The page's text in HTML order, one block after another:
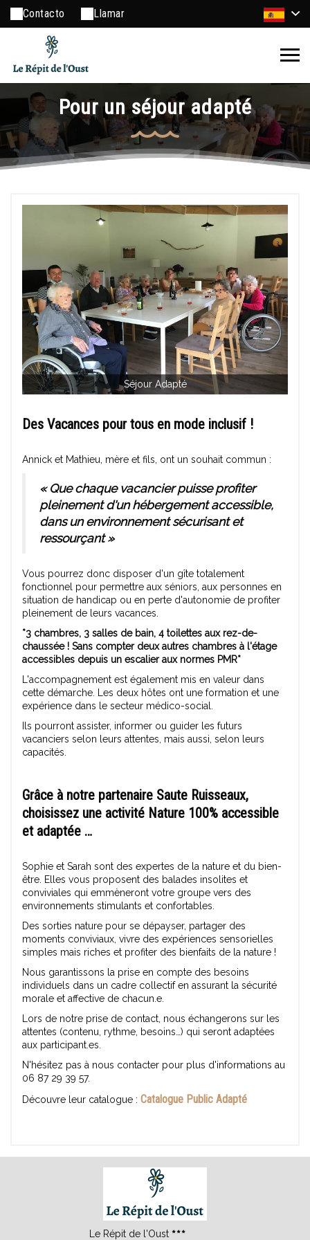
Contacto Llamar
Pour un séjour adapté
Séjour Adapté
Des Vacances pour tous en mode inclusif !
Annick et Mathieu, mère et fils, ont un souhait commun :
« Que chaque vacancier puisse profiter
pleinement d'un hébergement accessible,
dans un environnement sécurisant et
ressourçant »
Vous pourrez donc disposer d'un gîte totalement
fonctionnel pour permettre aux séniors, aux personnes en
situation de handicap ou en perte d'autonomie de profiter
pleinement de leurs vacances.
*3 chambres, 3 salles de bain, 4 toilettes aux rez-de-
chaussée ! Sans compter deux autres chambres à l'étage
accessibles depuis un escalier aux normes PMR*
L'accompagnement est également mis en valeur dans
cette démarche. Les deux hôtes ont une formation et une
expérience dans le secteur médico-social.
Ils pourront assister, informer ou guider les futurs
vacanciers selon leurs attentes, mais aussi, selon leurs
capacités.
Grâce à notre partenaire Saute Ruisseaux,
choisissez une activité Nature 100% accessible
et adaptée …
Sophie et Sarah sont des expertes de la nature et du bien-
être. Elles vous proposent des balades insolites et
conviviales qui emmèneront votre groupe vers des
environnements stimulants et confortables.
Des sorties nature pour se dépayser, partager des
moments conviviaux, vivre des expériences sensorielles
simples mais riches et profiter des bienfaits de la nature !
Nous garantissons la prise en compte des besoins
individuels dans un cadre collectif en assurant la sécurité
morale et affective de chacun.e.
Lors de notre prise de contact, nous échangerons sur les
attentes (contenu, rythme, besoins…) qui seront adaptées
aux participant.es.
N'hésitez pas à nous contacter pour plus d'informations au
06 87 29 39 57.
Découvre leur catalogue : Catalogue Public Adapté
Le Répit de l'Oust